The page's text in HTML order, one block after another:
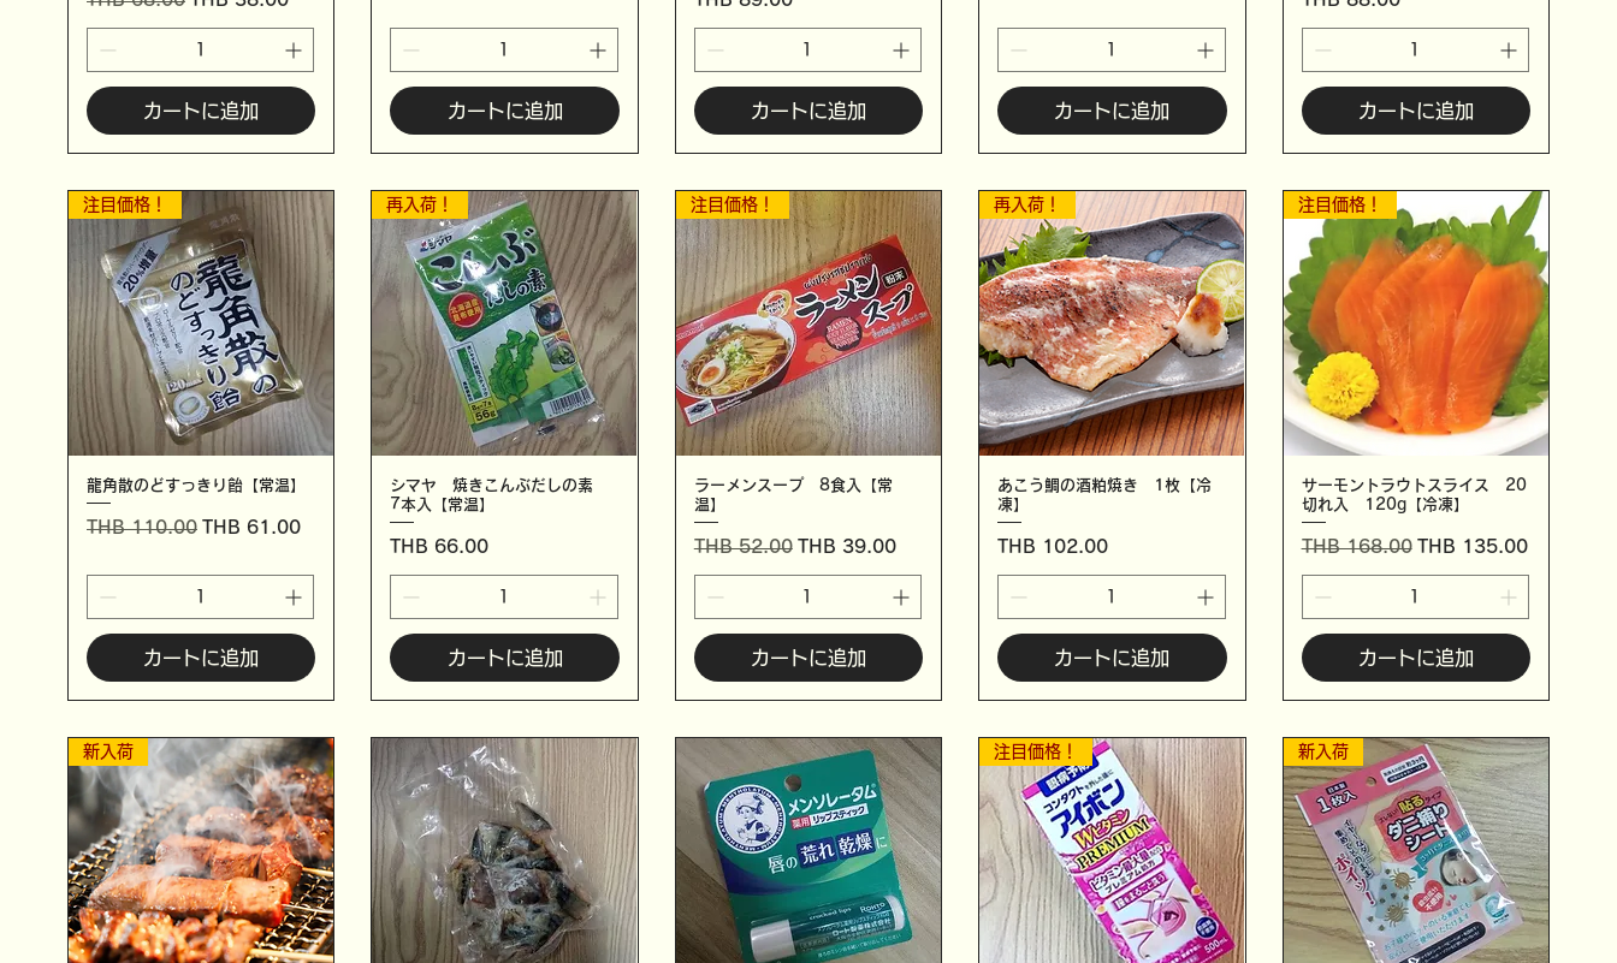
カートに追加 カートに追加 カートに追加 カートに追加 カートに追加
注目価格！
龍角散のどすっきり飴【常温】
通常価格
THB 110.00 セール価格
THB 61.00
カートに追加
再入荷！
シマヤ 焼きこんぶだしの素
7本入【常温】
価格
THB 66.00
カートに追加
注目価格！
ラーメンスープ 8食入【常
温】
通常価格
THB 52.00 セール価格
THB 39.00
カートに追加
再入荷！
あこう鯛の酒粕焼き 1枚【冷
凍】
価格
THB 102.00
カートに追加
注目価格！
サーモントラウトスライス 20
切れ入 120g【冷凍】
通常価格
THB 168.00 セール価格
THB 135.00
カートに追加
新入荷 注目価格！ 新入荷